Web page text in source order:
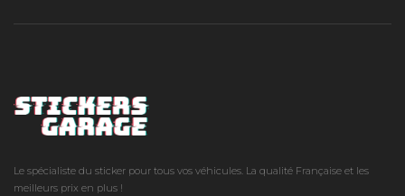
Le spécialiste du sticker pour tous vos véhicules. La qualité Française et les
meilleurs prix en plus !